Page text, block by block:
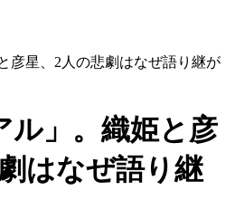
彦星、2人の悲劇はなぜ語り継が
ル」。織姫と彦
はなぜ語り継